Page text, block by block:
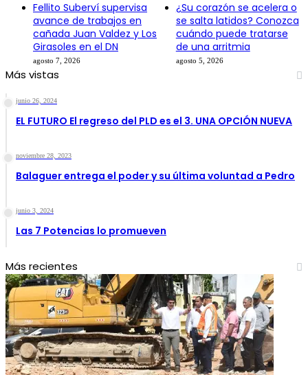
Fellito Suberví supervisa
avance de trabajos en
cañada Juan Valdez y Los
Girasoles en el DN
agosto 7, 2026
¿Su corazón se acelera o
se salta latidos? Conozca
cuándo puede tratarse
de una arritmia
agosto 5, 2026
Más vistas
junio 26, 2024
EL FUTURO El regreso del PLD es el 3. UNA OPCIÓN NUEVA
noviembre 28, 2023
Balaguer entrega el poder y su última voluntad a Pedro
junio 3, 2024
Las 7 Potencias lo promueven
Más recientes